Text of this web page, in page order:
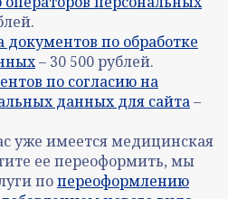
документов по обработке
– 30 500 рублей.
по согласию на
данных для сайта–
уже имеется медицинская
ее переоформить, мы
попереоформлению